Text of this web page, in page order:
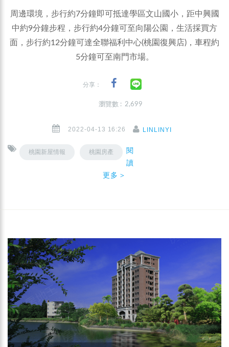
周邊環境，步行約7分鐘即可抵達學區文山國小，距中興國
中約9分鐘步程，步行約4分鐘可至向陽公園，生活採買方
面，步行約12分鐘可達全聯福利中心(桃園復興店)，車程約
5分鐘可至南門市場。
分享：
瀏覽數 : 2,699
2022-04-13 16:26 LINLINYI
桃園新屋情報 桃園房產
閱
讀
更多＞